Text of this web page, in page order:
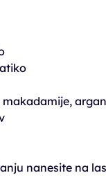
makadamije,
nanesite na